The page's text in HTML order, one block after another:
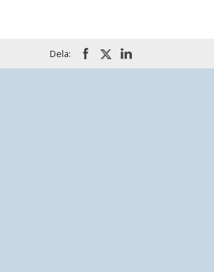
Dela: